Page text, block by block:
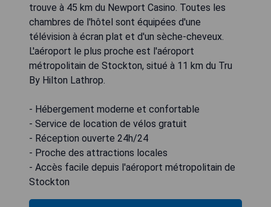
trouve à 45 km du Newport Casino. Toutes les
chambres de l'hôtel sont équipées d'une
télévision à écran plat et d'un sèche-cheveux.
L'aéroport le plus proche est l'aéroport
métropolitain de Stockton, situé à 11 km du Tru
By Hilton Lathrop.
- Hébergement moderne et confortable
- Service de location de vélos gratuit
- Réception ouverte 24h/24
- Proche des attractions locales
- Accès facile depuis l'aéroport métropolitain de
Stockton